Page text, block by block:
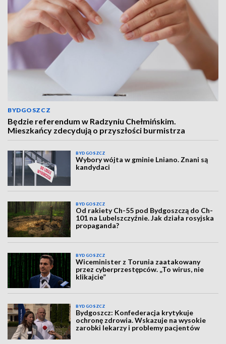
BYDGOSZCZ
Będzie referendum w Radzyniu Chełmińskim.
Mieszkańcy zdecydują o przyszłości burmistrza
BYDGOSZCZ
Wybory wójta w gminie Lniano. Znani są
kandydaci
BYDGOSZCZ
Od rakiety Ch-55 pod Bydgoszczą do Ch-
101 na Lubelszczyźnie. Jak działa rosyjska
propaganda?
BYDGOSZCZ
Wiceminister z Torunia zaatakowany
przez cyberprzestępców. „To wirus, nie
klikajcie”
BYDGOSZCZ
Bydgoszcz: Konfederacja krytykuje
ochronę zdrowia. Wskazuje na wysokie
zarobki lekarzy i problemy pacjentów